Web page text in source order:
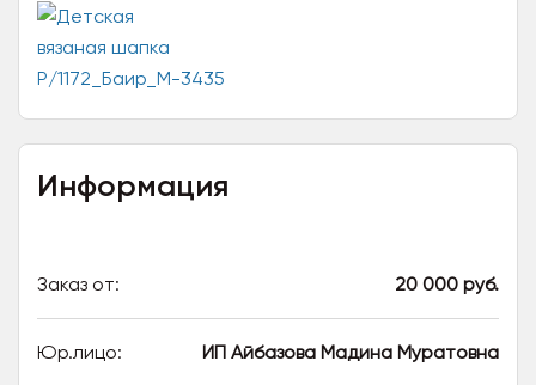
Информация
Заказ от: 20 000 руб.
Юр.лицо: ИП Айбазова Мадина Муратовна